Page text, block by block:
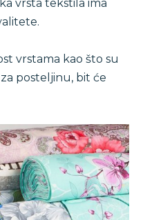
vrsta tekstila ima
vrstama kao što su
posteljinu, bit će